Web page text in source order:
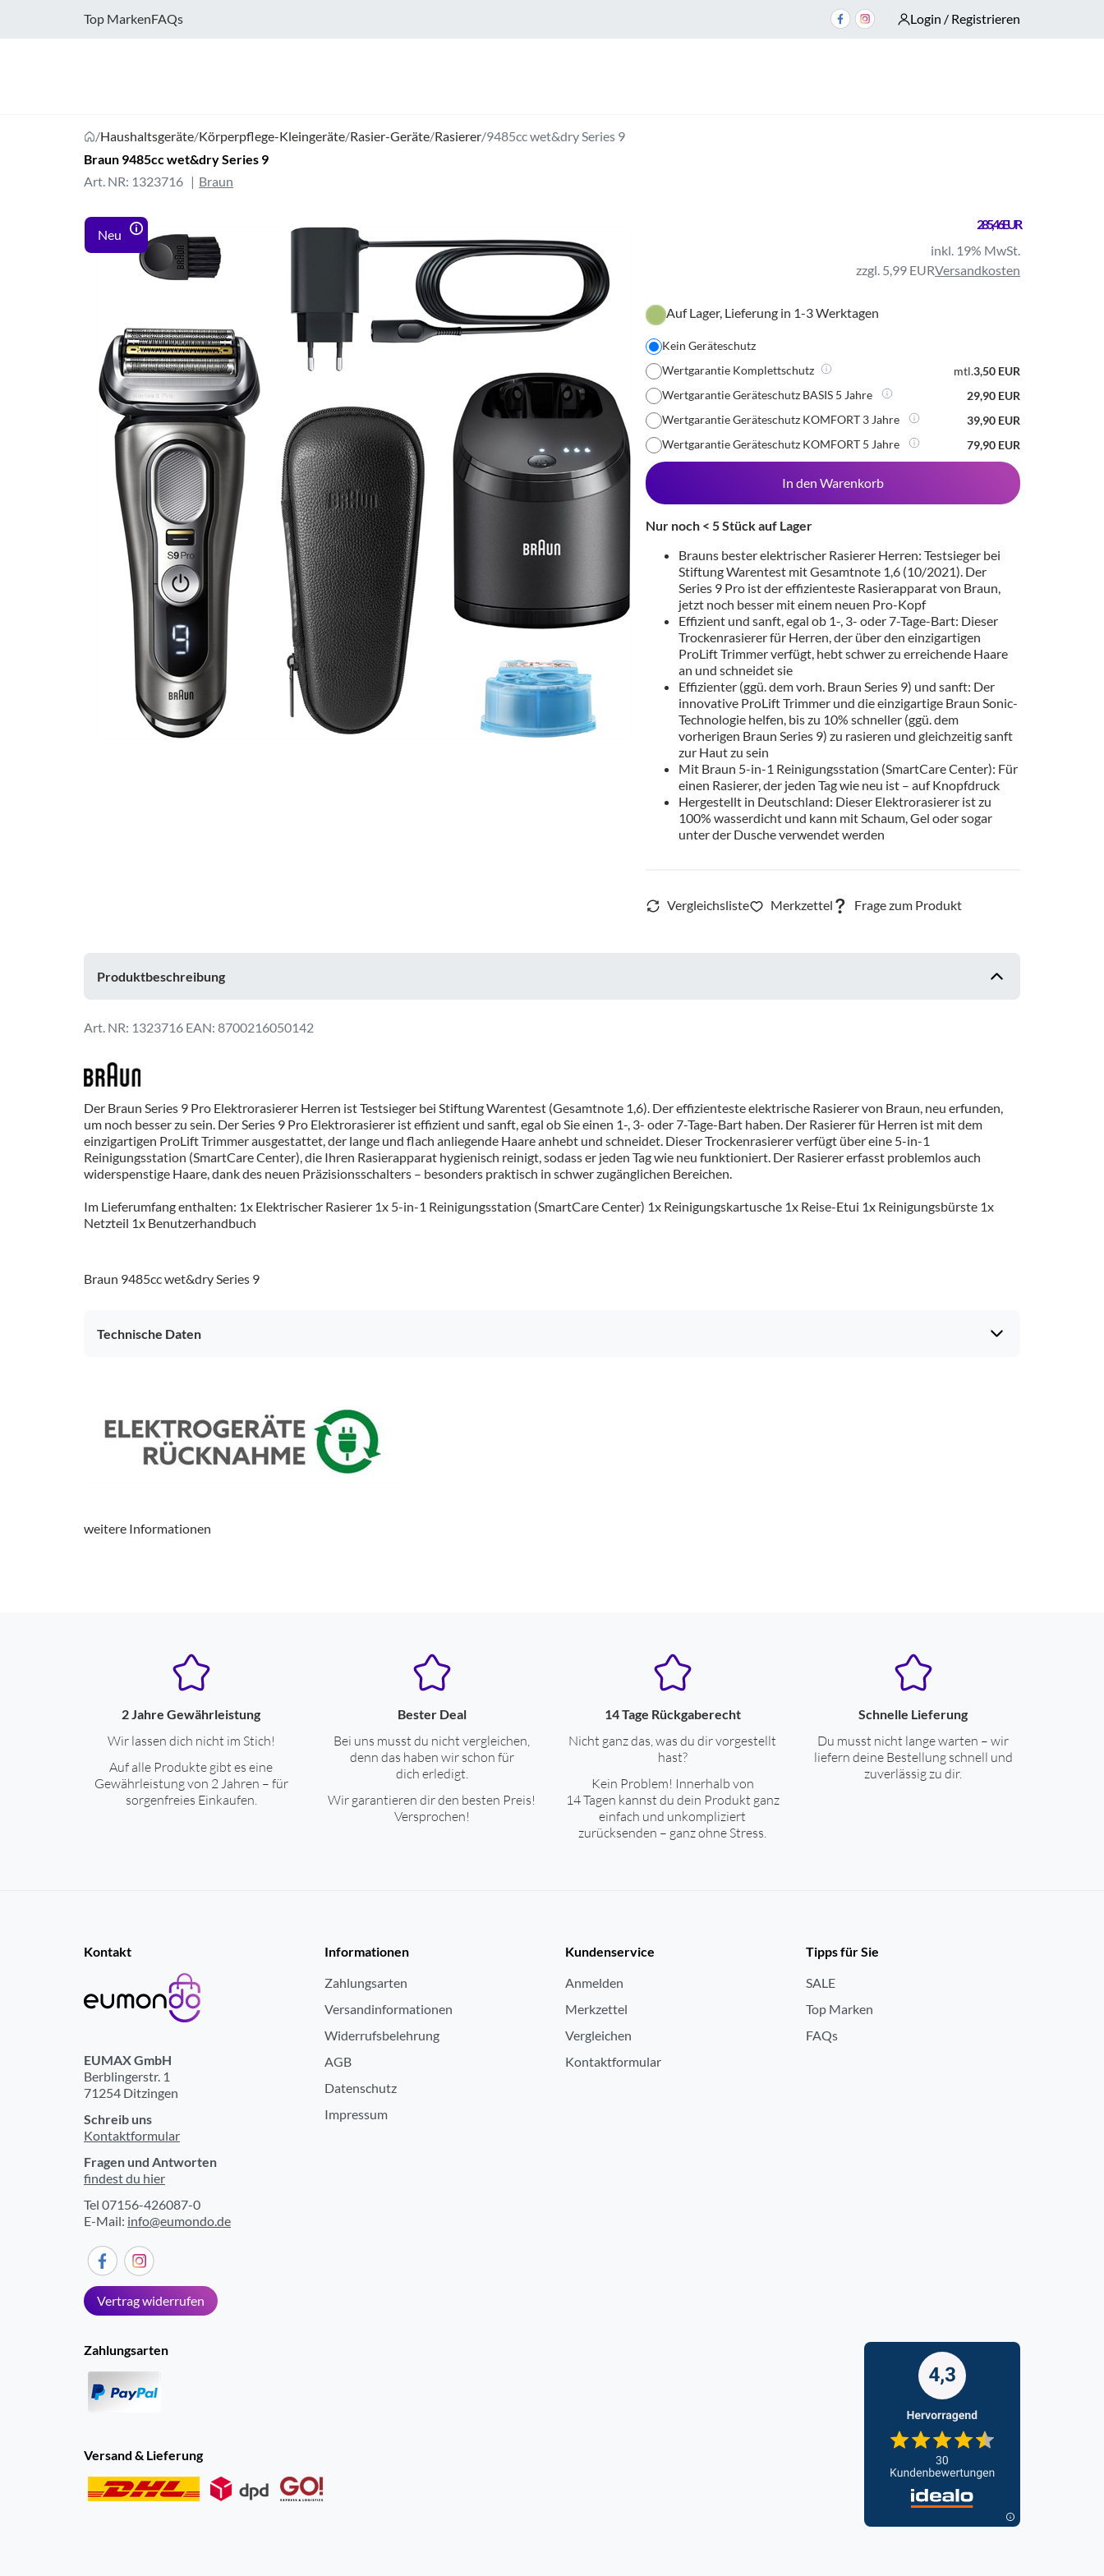
Top MarkenFAQs Login / Registrieren
/Haushaltsgeräte/Körperpflege-Kleingeräte/Rasier-Geräte/Rasierer/9485cc wet&dry Series 9
Braun 9485cc wet&dry Series 9
Art. NR: 1323716
Braun
Neu
285,46 EUR
inkl. 19% MwSt.
zzgl. 5,99 EURVersandkosten
Auf Lager, Lieferung in 1-3 Werktagen
Kein Geräteschutz
Wertgarantie Komplettschutz
3,50 EUR
mtl.
Wertgarantie Geräteschutz BASIS 5 Jahre
29,90 EUR
Wertgarantie Geräteschutz KOMFORT 3 Jahre
39,90 EUR
Wertgarantie Geräteschutz KOMFORT 5 Jahre
79,90 EUR
In den Warenkorb
Nur noch < 5 Stück auf Lager
Brauns bester elektrischer Rasierer Herren: Testsieger bei
Stiftung Warentest mit Gesamtnote 1,6 (10/2021). Der
Series 9 Pro ist der effizienteste Rasierapparat von Braun,
jetzt noch besser mit einem neuen Pro-Kopf
Effizient und sanft, egal ob 1-, 3- oder 7-Tage-Bart: Dieser
Trockenrasierer für Herren, der über den einzigartigen
ProLift Trimmer verfügt, hebt schwer zu erreichende Haare
an und schneidet sie
Effizienter (ggü. dem vorh. Braun Series 9) und sanft: Der
innovative ProLift Trimmer und die einzigartige Braun Sonic-
Technologie helfen, bis zu 10% schneller (ggü. dem
vorherigen Braun Series 9) zu rasieren und gleichzeitig sanft
zur Haut zu sein
Mit Braun 5-in-1 Reinigungsstation (SmartCare Center): Für
einen Rasierer, der jeden Tag wie neu ist – auf Knopfdruck
Hergestellt in Deutschland: Dieser Elektrorasierer ist zu
100% wasserdicht und kann mit Schaum, Gel oder sogar
unter der Dusche verwendet werden
Produktbeschreibung
1323716 EAN: 8700216050142
Der Braun Series 9 Pro Elektrorasierer Herren ist Testsieger bei Stiftung Warentest (Gesamtnote 1,6). Der effizienteste elektrische Rasierer von Braun, neu erfunden,
um noch besser zu sein. Der Series 9 Pro Elektrorasierer ist effizient und sanft, egal ob Sie einen 1-, 3- oder 7-Tage-Bart haben. Der Rasierer für Herren ist mit dem
einzigartigen ProLift Trimmer ausgestattet, der lange und flach anliegende Haare anhebt und schneidet. Dieser Trockenrasierer verfügt über eine 5-in-1
Reinigungsstation (SmartCare Center), die Ihren Rasierapparat hygienisch reinigt, sodass er jeden Tag wie neu funktioniert. Der Rasierer erfasst problemlos auch
widerspenstige Haare, dank des neuen Präzisionsschalters – besonders praktisch in schwer zugänglichen Bereichen.
Im Lieferumfang enthalten: 1x Elektrischer Rasierer 1x 5-in-1 Reinigungsstation (SmartCare Center) 1x Reinigungskartusche 1x Reise-Etui 1x Reinigungsbürste 1x
Netzteil 1x Benutzerhandbuch
Braun 9485cc wet&dry Series 9
Technische Daten
Gehäuseeigenschaften
Produkttyp
Akkubetrieb
5-fach Schersystem
abwaschbarer Scherkopf
ja
Reinigungsbürste
ja
Ladestation mit integr. Reinigungsfunktion
ja
Reisebeutel/-tasche
ja
Breite mit Verpackung (cm)
Höhe mit Verpackung (cm)
Tiefe mit Verpackung (cm)
15.7
1.202
Spannungsversorgung
Betriebsart
Bedienung
Display
Ein-/Aus-Schaltung
max. Betriebsdauer mit 1 Ladung (Min.)
Ladestation mit integr. Reinigungsfunkt.
Akku Ladeanzeige
Zubehör
Reinigungsbürste
weitere Informationen
2 Jahre Gewährleistung
Wir lassen dich nicht im Stich!
Auf alle Produkte gibt es eine
Gewährleistung von 2 Jahren – für
sorgenfreies Einkaufen.
Bester Deal
Bei uns musst du nicht vergleichen,
denn das haben wir schon für
dich erledigt.
Wir garantieren dir den besten Preis!
Versprochen!
14 Tage Rückgaberecht
Nicht ganz das, was du dir vorgestellt
hast?
Kein Problem! Innerhalb von
14 Tagen kannst du dein Produkt ganz
einfach und unkompliziert
zurücksenden – ganz ohne Stress.
Schnelle Lieferung
Du musst nicht lange warten – wir
liefern deine Bestellung schnell und
zuverlässig zu dir.
Kontakt
EUMAX GmbH
Berblingerstr. 1
71254 Ditzingen
Schreib uns
Kontaktformular
Fragen und Antworten
findest du hier
Tel 07156-426087-0
E-Mail: info@eumondo.de
Vertrag widerrufen
Informationen
Zahlungsarten
Versandinformationen
Widerrufsbelehrung
AGB
Datenschutz
Impressum
Kundenservice
Anmelden
Merkzettel
Vergleichen
Kontaktformular
Tipps für Sie
SALE
Top Marken
FAQs
Zahlungsarten
Versand & Lieferung